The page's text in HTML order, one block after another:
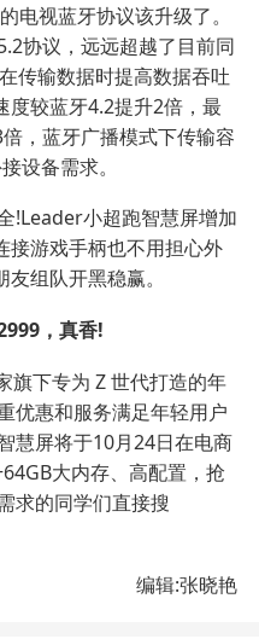
电视蓝牙协议该升级了。
协议，远远超越了目前同
传输数据时提高数据吞吐
度较蓝牙4.2提升2倍，最
，蓝牙广播模式下传输容
设备需求。
小超跑智慧屏增加
接游戏手柄也不用担心外
组队开黑稳赢。
，真香!
下专为 Z 世代打造的年
优惠和服务满足年轻用户
慧屏将于10月24日在电商
大内存、高配置，抢
求的同学们直接搜
编辑:张晓艳